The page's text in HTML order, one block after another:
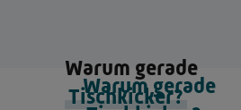
Warum gerade
Tischkicker?